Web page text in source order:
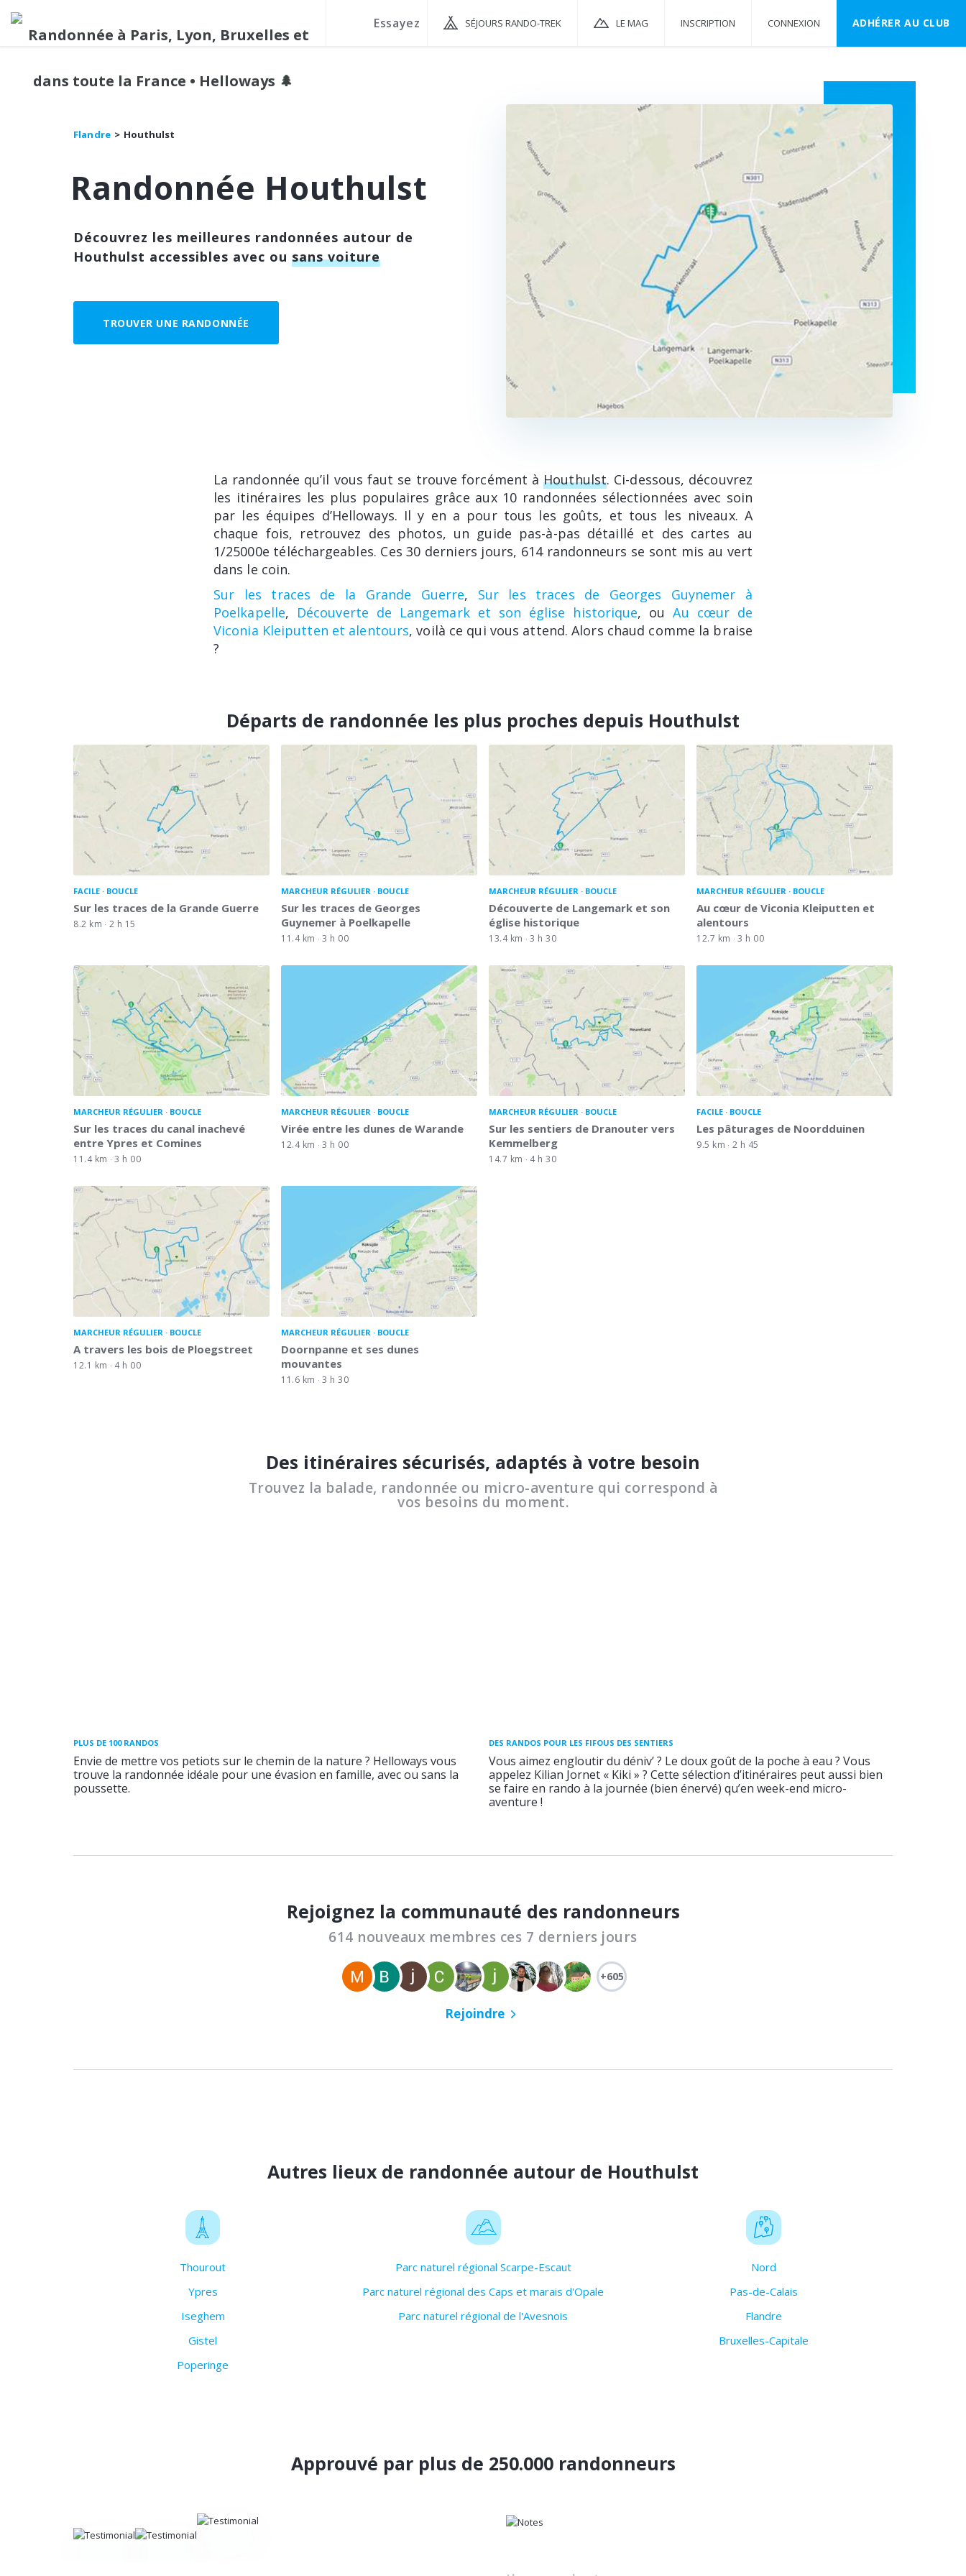
SÉJOURS RANDO-TREK LE MAG INSCRIPTION CONNEXION ADHÉRER AU CLUB
Flandre Houthulst
Randonnée Houthulst
Découvrez les meilleures randonnées autour de
Houthulst accessibles avec ou sans voiture
TROUVER UNE RANDONNÉE
La randonnée qu’il vous faut se trouve forcément àHouthulst. Ci-dessous, découvrez
les itinéraires les plus populaires grâce aux 10 randonnées sélectionnées avec soin
par les équipes d’Helloways. Il y en a pour tous les goûts, et tous les niveaux. A
chaque fois, retrouvez des photos, un guide pas-à-pas détaillé et des cartes au
1/25000e téléchargeables. Ces 30 derniers jours, 614 randonneurs se sont mis au vert
dans le coin.
Sur les traces de la Grande Guerre, Sur les traces de Georges Guynemer à
Poelkapelle, Découverte de Langemark et son église historique, ouAu cœur de
Viconia Kleiputten et alentours, voilà ce qui vous attend. Alors chaud comme la braise
?
Départs de randonnée les plus proches depuis Houthulst
FACILE BOUCLE
Sur les traces de la Grande Guerre
8.2 km 2 h 15
MARCHEUR RÉGULIER BOUCLE
Sur les traces de Georges
Guynemer à Poelkapelle
11.4 km 3 h 00
MARCHEUR RÉGULIER BOUCLE
Découverte de Langemark et son
église historique
13.4 km 3 h 30
MARCHEUR RÉGULIER BOUCLE
Au cœur de Viconia Kleiputten et
alentours
12.7 km 3 h 00
MARCHEUR RÉGULIER BOUCLE
Sur les traces du canal inachevé
entre Ypres et Comines
11.4 km 3 h 00
MARCHEUR RÉGULIER BOUCLE
Virée entre les dunes de Warande
12.4 km 3 h 00
MARCHEUR RÉGULIER BOUCLE
Sur les sentiers de Dranouter vers
Kemmelberg
14.7 km 4 h 30
FACILE BOUCLE
Les pâturages de Noordduinen
9.5 km 2 h 45
MARCHEUR RÉGULIER BOUCLE
A travers les bois de Ploegstreet
12.1 km 4 h 00
MARCHEUR RÉGULIER BOUCLE
Doornpanne et ses dunes
mouvantes
11.6 km 3 h 30
Des itinéraires sécurisés, adaptés à votre besoin
Trouvez la balade, randonnée ou micro-aventure qui correspond à
vos besoins du moment.
PLUS DE 100 RANDOS
Envie de mettre vos petiots sur le chemin de la nature ? Helloways vous
trouve la randonnée idéale pour une évasion en famille, avec ou sans la
poussette.
DES RANDOS POUR LES FIFOUS DES SENTIERS
Vous aimez engloutir du déniv’ ? Le doux goût de la poche à eau ? Vous
appelez Kilian Jornet « Kiki » ? Cette sélection d’itinéraires peut aussi bien
se faire en rando à la journée (bien énervé) qu’en week-end micro-
aventure !
Rejoignez la communauté des randonneurs
614 nouveaux membres ces 7 derniers jours
+605
Rejoindre
Autres lieux de randonnée autour de Houthulst
Thourout
Ypres
Iseghem
Gistel
Poperinge
Parc naturel régional Scarpe-Escaut
Parc naturel régional des Caps et marais d'Opale
Parc naturel régional de l'Avesnois
Nord
Pas-de-Calais
Flandre
Bruxelles-Capitale
Approuvé par plus de 250.000 randonneurs